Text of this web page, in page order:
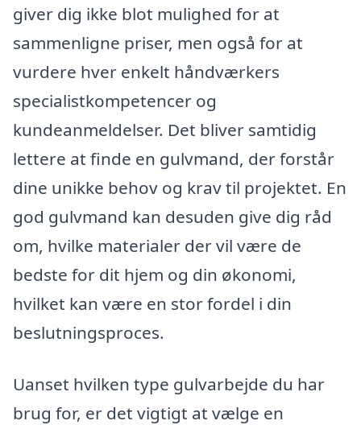
giver dig ikke blot mulighed for at
sammenligne priser, men også for at
vurdere hver enkelt håndværkers
specialistkompetencer og
kundeanmeldelser. Det bliver samtidig
lettere at finde en gulvmand, der forstår
dine unikke behov og krav til projektet. En
god gulvmand kan desuden give dig råd
om, hvilke materialer der vil være de
bedste for dit hjem og din økonomi,
hvilket kan være en stor fordel i din
beslutningsproces.
Uanset hvilken type gulvarbejde du har
brug for, er det vigtigt at vælge en